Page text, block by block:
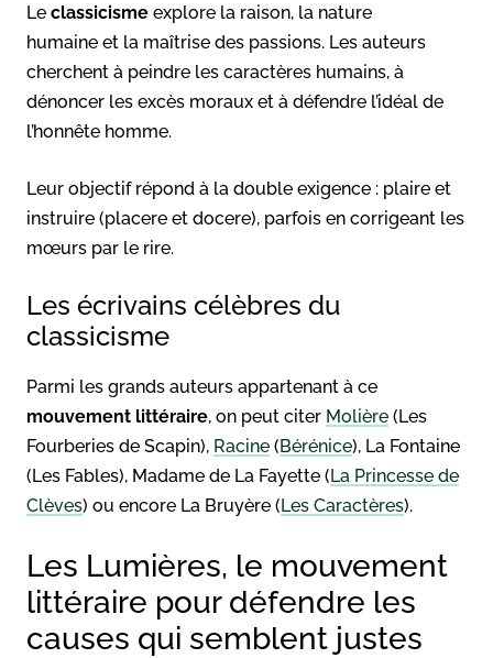
Le classicisme explore la raison, la nature
humaine et la maîtrise des passions. Les auteurs
cherchent à peindre les caractères humains, à
dénoncer les excès moraux et à défendre l’idéal de
l’honnête homme.
Leur objectif répond à la double exigence : plaire et
instruire (placere et docere), parfois en corrigeant les
mœurs par le rire.
Les écrivains célèbres du
classicisme
Parmi les grands auteurs appartenant à ce
mouvement littéraire, on peut citer Molière (Les
Fourberies de Scapin), Racine (Bérénice), La Fontaine
(Les Fables), Madame de La Fayette (La Princesse de
Clèves) ou encore La Bruyère (Les Caractères).
Les Lumières, le mouvement
littéraire pour défendre les
causes qui semblent justes